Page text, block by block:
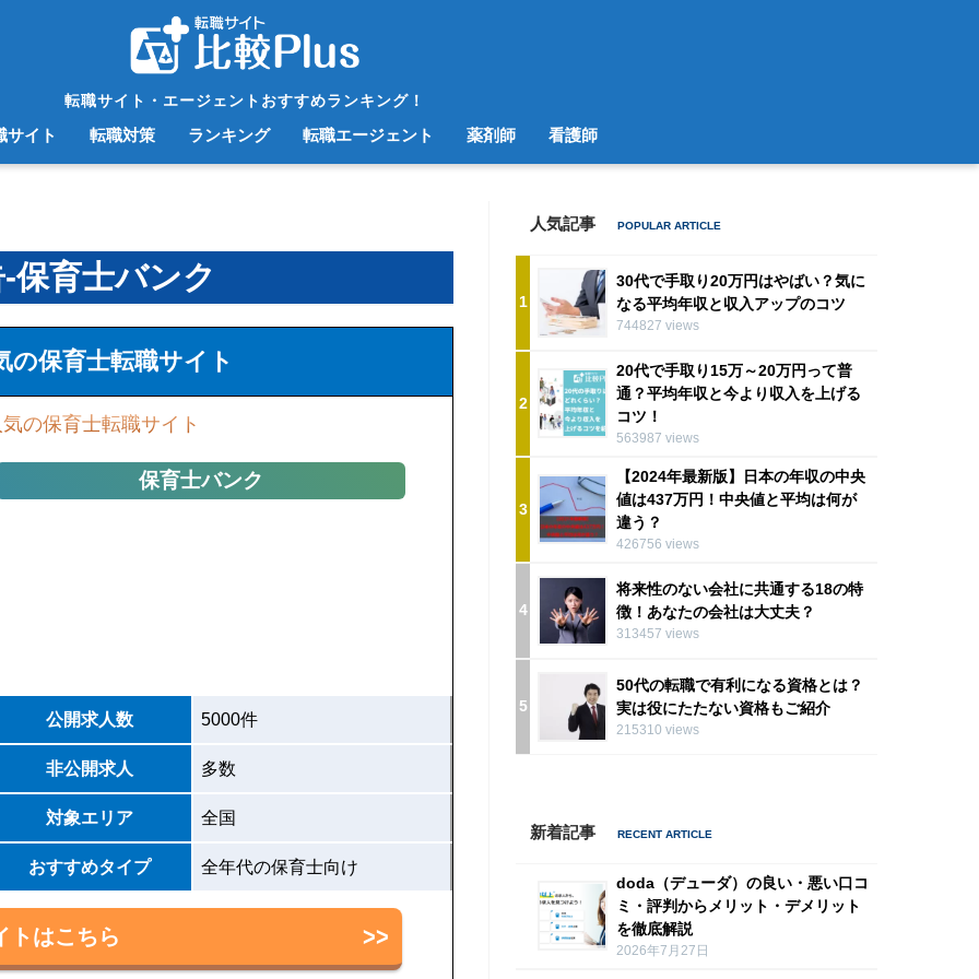
転職サイト・エージェントおすすめランキング！
サイト 転職対策 ランキング 転職エージェント 薬剤師 看護師
保育士バンク
の保育士転職サイト
の保育士転職サイト
保育士バンク
公開求人数 5000件
非公開求人 多数
対象エリア 全国
おすすめタイプ 全年代の保育士向け
トはこちら
人気記事
1
30代で手取り20万円はやばい？気に
なる平均年収と収入アップのコツ
744827 views
2
20代で手取り15万～20万円って普
通？平均年収と今より収入を上げる
コツ！
563987 views
3
【2024年最新版】日本の年収の中央
値は437万円！中央値と平均は何が
違う？
426756 views
4
将来性のない会社に共通する18の特
徴！あなたの会社は大丈夫？
313457 views
5
50代の転職で有利になる資格とは？
実は役にたたない資格もご紹介
215310 views
新着記事
doda（デューダ）の良い・悪い口コ
ミ・評判からメリット・デメリット
を徹底解説
2026年7月27日